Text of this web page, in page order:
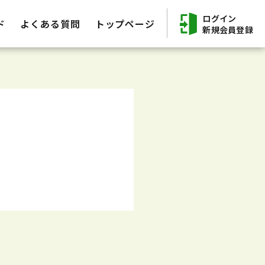
よくある質問 トップページ
ログイン
新規会員登録